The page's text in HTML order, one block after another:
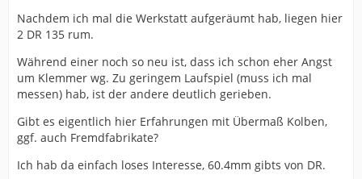
Nachdem ich mal die Werkstatt aufgeräumt hab, liegen hier
2 DR 135 rum.
Während einer noch so neu ist, dass ich schon eher Angst
um Klemmer wg. Zu geringem Laufspiel (muss ich mal
messen) hab, ist der andere deutlich gerieben.
Gibt es eigentlich hier Erfahrungen mit Übermaß Kolben,
ggf. auch Fremdfabrikate?
Ich hab da einfach loses Interesse, 60.4mm gibts von DR.